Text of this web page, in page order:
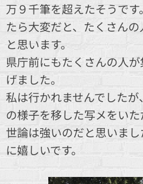
万９千筆を超えたそうで
たら大変だと、たくさん
と思います。
県庁前にもたくさんの人
げました。
私は行かれませんでした
の様子を移した写メをい
世論は強いのだと思いま
に嬉しいです。